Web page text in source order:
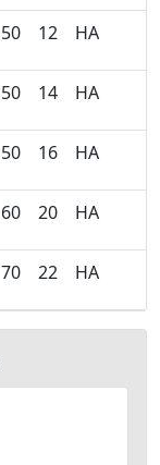
50 12 HA
50 14 HA
50 16 HA
60 20 HA
70 22 HA